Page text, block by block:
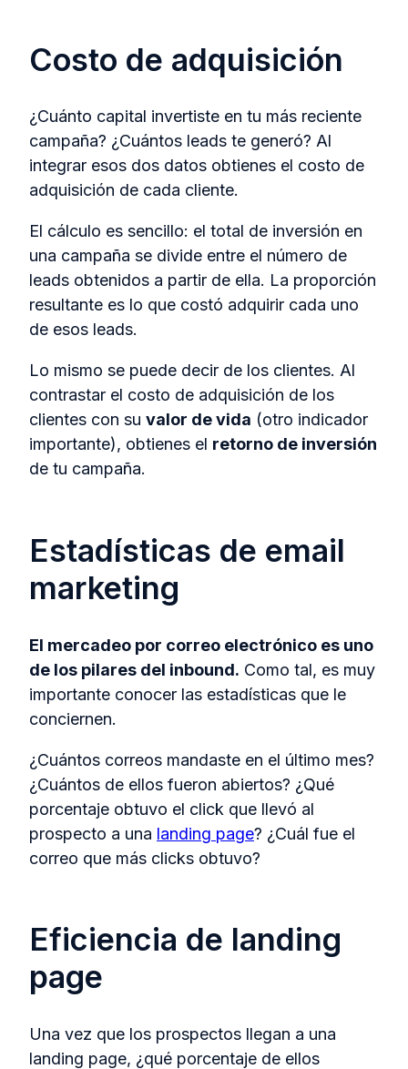
Costo de adquisición
¿Cuánto capital invertiste en tu más reciente
campaña? ¿Cuántos leads te generó? Al
integrar esos dos datos obtienes el costo de
adquisición de cada cliente.
El cálculo es sencillo: el total de inversión en
una campaña se divide entre el número de
leads obtenidos a partir de ella. La proporción
resultante es lo que costó adquirir cada uno
de esos leads.
Lo mismo se puede decir de los clientes. Al
contrastar el costo de adquisición de los
clientes con su valor de vida (otro indicador
importante), obtienes el retorno de inversión
de tu campaña.
Estadísticas de email
marketing
El mercadeo por correo electrónico es uno
de los pilares del inbound. Como tal, es muy
importante conocer las estadísticas que le
conciernen.
¿Cuántos correos mandaste en el último mes?
¿Cuántos de ellos fueron abiertos? ¿Qué
porcentaje obtuvo el click que llevó al
prospecto a una landing page? ¿Cuál fue el
correo que más clicks obtuvo?
Eficiencia de landing
page
Una vez que los prospectos llegan a una
landing page, ¿qué porcentaje de ellos